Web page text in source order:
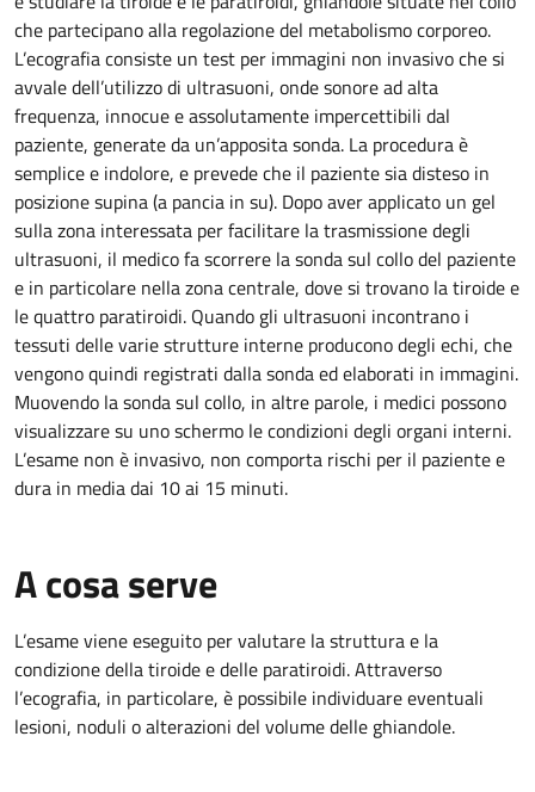
che partecipano alla regolazione del metabolismo corporeo.
L’ecografia consiste un test per immagini non invasivo che si
avvale dell’utilizzo di ultrasuoni, onde sonore ad alta
frequenza, innocue e assolutamente impercettibili dal
paziente, generate da un’apposita sonda. La procedura è
semplice e indolore, e prevede che il paziente sia disteso in
posizione supina (a pancia in su). Dopo aver applicato un gel
sulla zona interessata per facilitare la trasmissione degli
ultrasuoni, il medico fa scorrere la sonda sul collo del paziente
e in particolare nella zona centrale, dove si trovano la tiroide e
le quattro paratiroidi. Quando gli ultrasuoni incontrano i
tessuti delle varie strutture interne producono degli echi, che
vengono quindi registrati dalla sonda ed elaborati in immagini.
Muovendo la sonda sul collo, in altre parole, i medici possono
visualizzare su uno schermo le condizioni degli organi interni.
L’esame non è invasivo, non comporta rischi per il paziente e
dura in media dai 10 ai 15 minuti.
A cosa serve
L’esame viene eseguito per valutare la struttura e la
condizione della tiroide e delle paratiroidi. Attraverso
l’ecografia, in particolare, è possibile individuare eventuali
lesioni, noduli o alterazioni del volume delle ghiandole.